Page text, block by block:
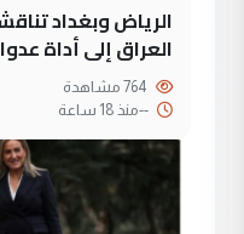
الرياض وبغداد
العراق إلى أداة
--منذ 18 ساعة